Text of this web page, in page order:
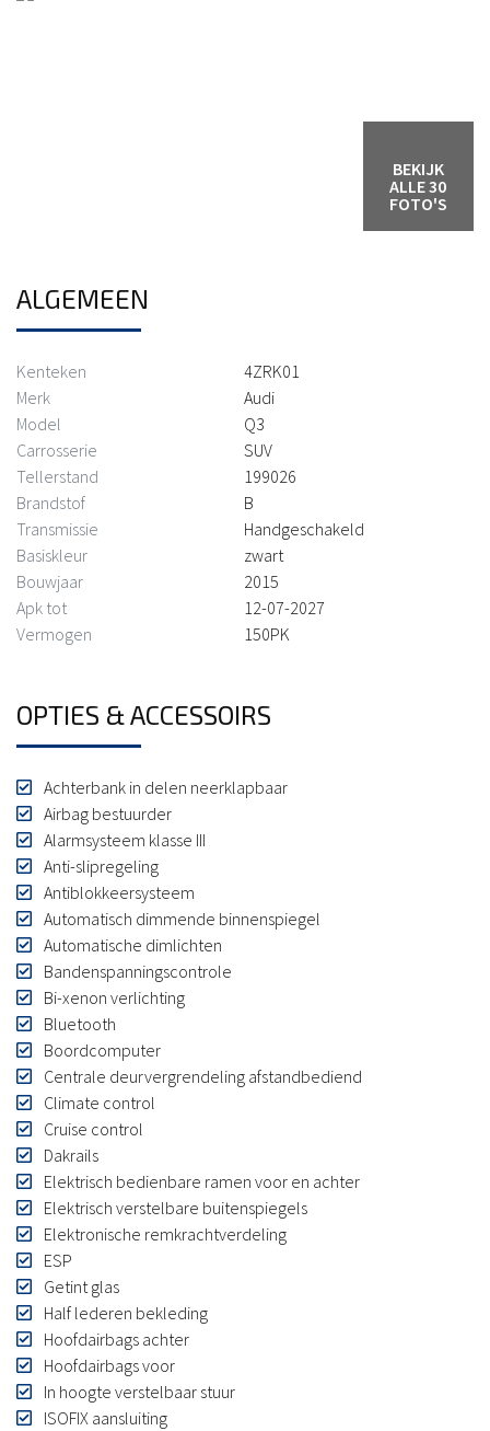
ALGEMEEN
Kenteken
4ZRK01
Merk
Audi
Model
Q3
Carrosserie
SUV
Tellerstand
199026
Brandstof
B
Transmissie
Handgeschakeld
Basiskleur
zwart
Bouwjaar
2015
Apk tot
12-07-2027
Vermogen
150PK
OPTIES & ACCESSOIRS
Achterbank in delen neerklapbaar
Airbag bestuurder
Alarmsysteem klasse III
Anti-slipregeling
Antiblokkeersysteem
Automatisch dimmende binnenspiegel
Automatische dimlichten
Bandenspanningscontrole
Bi-xenon verlichting
Bluetooth
Boordcomputer
Centrale deurvergrendeling afstandbediend
Climate control
Cruise control
Dakrails
Elektrisch bedienbare ramen voor en achter
Elektrisch verstelbare buitenspiegels
Elektronische remkrachtverdeling
ESP
Getint glas
Half lederen bekleding
Hoofdairbags achter
Hoofdairbags voor
In hoogte verstelbaar stuur
ISOFIX aansluiting